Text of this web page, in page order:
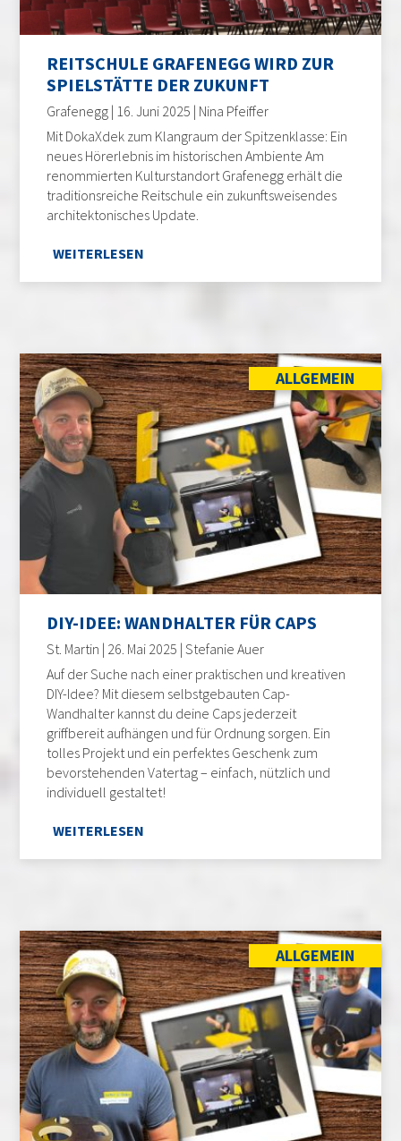
REITSCHULE GRAFENEGG WIRD ZUR
SPIELSTÄTTE DER ZUKUNFT
Grafenegg | 16. Juni 2025 | Nina Pfeiffer
Mit DokaXdek zum Klangraum der Spitzenklasse: Ein
neues Hörerlebnis im historischen Ambiente Am
renommierten Kulturstandort Grafenegg erhält die
traditionsreiche Reitschule ein zukunftsweisendes
architektonisches Update.
WEITERLESEN
ALLGEMEIN
DIY-IDEE: WANDHALTER FÜR CAPS
St. Martin | 26. Mai 2025 | Stefanie Auer
Auf der Suche nach einer praktischen und kreativen
DIY-Idee? Mit diesem selbstgebauten Cap-
Wandhalter kannst du deine Caps jederzeit
griffbereit aufhängen und für Ordnung sorgen. Ein
tolles Projekt und ein perfektes Geschenk zum
bevorstehenden Vatertag – einfach, nützlich und
individuell gestaltet!
WEITERLESEN
ALLGEMEIN